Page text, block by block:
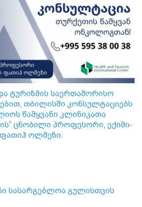
ტურიზმის საერთაშორისო
თბილისში კონსულტაციებს
წამყვანი კლინიკათა
ცნობილი პროფესორი, ექიმი-
ოლმეზი.
სასარგებლოა გულისთვის